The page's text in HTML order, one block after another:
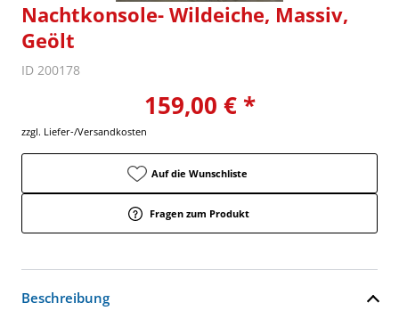
Nachtkonsole- Wildeiche, Massiv,
Geölt
ID 200178
159,00 € *
zzgl. Liefer-/Versandkosten
Auf die Wunschliste
Fragen zum Produkt
Beschreibung